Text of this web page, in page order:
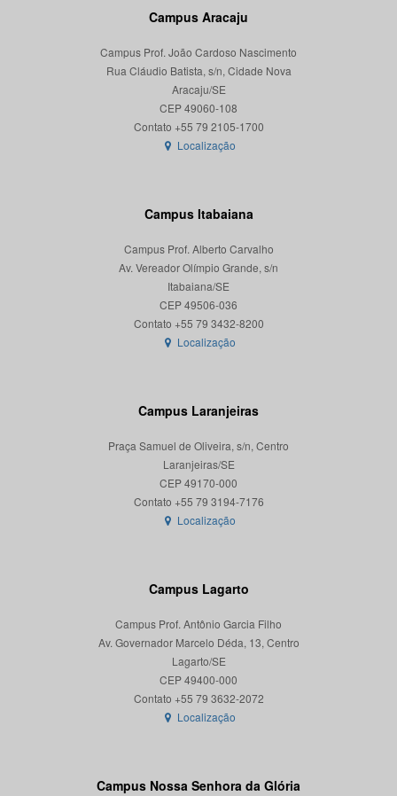
Campus Aracaju
Campus Prof. João Cardoso Nascimento
Rua Cláudio Batista, s/n, Cidade Nova
Aracaju/SE
CEP 49060-108
Localização
Campus Itabaiana
Campus Prof. Alberto Carvalho
Av. Vereador Olímpio Grande, s/n
Itabaiana/SE
CEP 49506-036
Localização
Campus Laranjeiras
Praça Samuel de Oliveira, s/n, Centro
Laranjeiras/SE
CEP 49170-000
Localização
Campus Lagarto
Campus Prof. Antônio Garcia Filho
Av. Governador Marcelo Déda, 13, Centro
Lagarto/SE
CEP 49400-000
Localização
Campus Nossa Senhora da Glória